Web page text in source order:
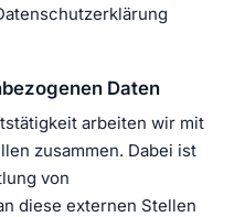
Daten
arbeiten wir mit
zusammen. Dabei ist
von
diese externen Stellen